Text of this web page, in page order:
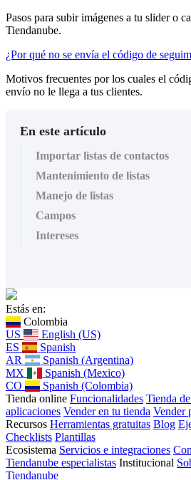
Pasos para subir imágenes a tu slider o
Tiendanube.
¿Por qué no se envía el código de
Motivos frecuentes por los cuales el
envío no le llega a tus clientes.
En este artículo
Importar listas de contactos
Mantenimiento de listas
Manejo de listas
Campos
Intereses
Estás en:
Colombia
US
English (US)
ES
Spanish
AR
Spanish (Argentina)
MX
Spanish (Mexico)
CO
Spanish (Colombia)
Tienda online Funcionalidades Tienda
aplicaciones Vender en tu tienda Vender
Recursos Herramientas gratuitas Blog
Checklists Plantillas
Ecosistema Servicios e integraciones
Tiendanube especialistas Institucional
Tiendanube